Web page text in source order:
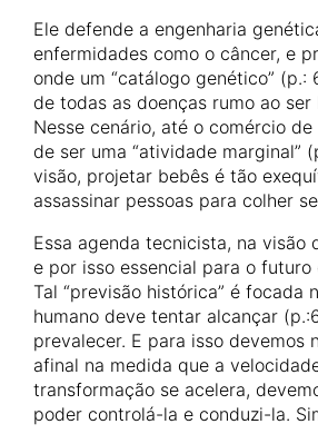
Ele defende a engenharia
enfermidades como o câncer, e
onde um “catálogo genético” (p.:
de todas as doenças rumo ao
Nesse cenário, até o comércio
de ser uma “atividade marginal”
visão, projetar bebês é tão
assassinar pessoas para colher
Essa agenda tecnicista, na visão
e por isso essencial para o futuro
Tal “previsão histórica” é focada
humano deve tentar alcançar
prevalecer. E para isso devemos
afinal na medida que a
transformação se acelera,
poder controlá-la e conduzi-la.